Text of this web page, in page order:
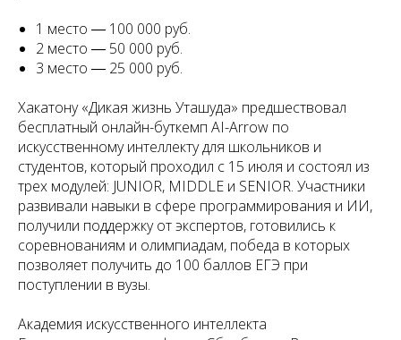
1 место ― 100 000 руб.
2 место ― 50 000 руб.
3 место ― 25 000 руб.
Хакатону «Дикая жизнь Уташуда» предшествовал
бесплатный онлайн-буткемп AI-Arrow по
искусственному интеллекту для школьников и
студентов, который проходил с 15 июля и состоял из
трех модулей: JUNIOR, MIDDLE и SENIOR. Участники
развивали навыки в сфере программирования и ИИ,
получили поддержку от экспертов, готовились к
соревнованиям и олимпиадам, победа в которых
позволяет получить до 100 баллов ЕГЭ при
поступлении в вузы.
Академия искусственного интеллекта